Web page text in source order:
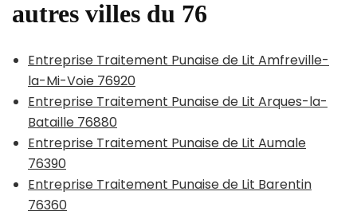
autres villes du 76
Entreprise Traitement Punaise de Lit Amfreville-
la-Mi-Voie 76920
Entreprise Traitement Punaise de Lit Arques-la-
Bataille 76880
Entreprise Traitement Punaise de Lit Aumale
76390
Entreprise Traitement Punaise de Lit Barentin
76360